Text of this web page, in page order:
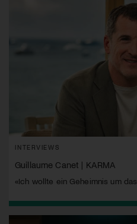
INTERVIEWS
Guillaume Canet | KARMA
«Ich wollte ein Geheimnis um